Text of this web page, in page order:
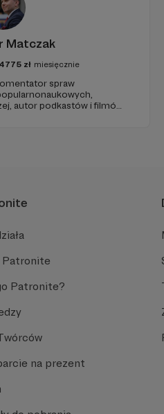
Matczak
zł miesięcznie
spraw
autor podkastów i filmów
Patronite
Patronite?
na prezent